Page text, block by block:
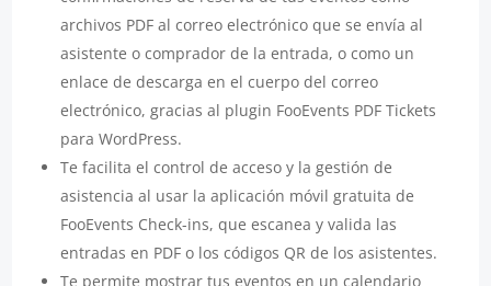
archivos PDF al correo electrónico que se envía al
asistente o comprador de la entrada, o como un
enlace de descarga en el cuerpo del correo
electrónico, gracias al plugin FooEvents PDF Tickets
para WordPress.
Te facilita el control de acceso y la gestión de
asistencia al usar la aplicación móvil gratuita de
FooEvents Check-ins, que escanea y valida las
entradas en PDF o los códigos QR de los asistentes.
Te permite mostrar tus eventos en un calendario